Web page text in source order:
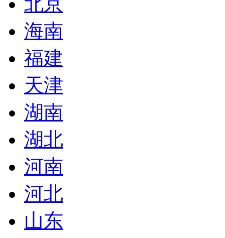
海南
福建
天津
湖南
湖北
河南
河北
山东